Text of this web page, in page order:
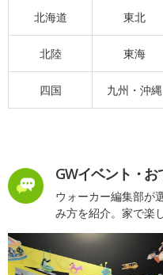
北海道 東北
北陸 東海
四国 九州・沖縄
GWイベント・お
ウォーカー編集部が
み方を紹介。家で楽